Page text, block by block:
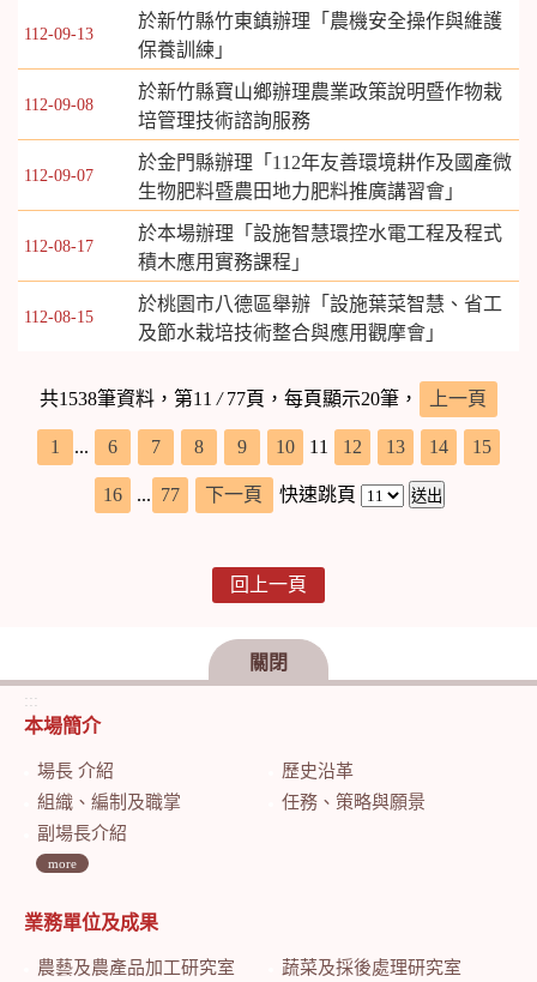
112-09-13
於新竹縣竹東鎮辦理「農機安全操作與維護
保養訓練」
112-09-08
於新竹縣寶山鄉辦理農業政策說明暨作物栽
培管理技術諮詢服務
112-09-07
於金門縣辦理「112年友善環境耕作及國產微
生物肥料暨農田地力肥料推廣講習會」
112-08-17
於本場辦理「設施智慧環控水電工程及程式
積木應用實務課程」
112-08-15
於桃園市八德區舉辦「設施葉菜智慧、省工
及節水栽培技術整合與應用觀摩會」
共1538筆資料，第11 /77頁，每頁顯示20筆， 上一頁
1 ... 6 7 8 9 10 11 12 13 14 15
16 ... 77 下一頁 快速跳頁
回上一頁
關閉
:::
本場簡介
場長 介紹
歷史沿革
組織、編制及職掌
任務、策略與願景
副場長介紹
more
業務單位及成果
農藝及農產品加工研究室
蔬菜及採後處理研究室